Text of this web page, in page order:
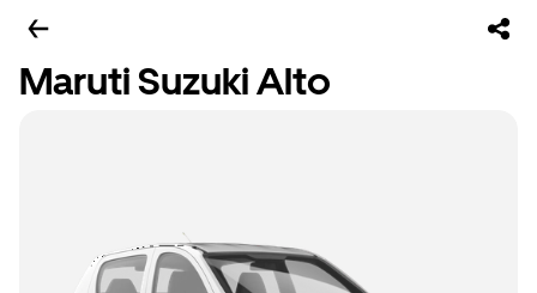
Maruti Suzuki Alto